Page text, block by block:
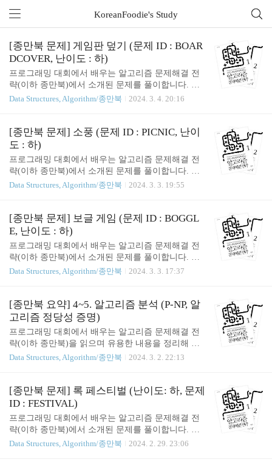
전체 글 (1109)
KoreanFoodie's Study
[종만북 문제] 게임판 덮기 (문제 ID : BOAR
DCOVER, 난이도 : 하)
프로그래밍 대회에서 배우는 알고리즘 문제해결 전
략(이하 종만북)에서 소개된 문제를 풀이합니다. 알
고리즘에 진심이시라면, 직접 구매하셔서 읽어보시
BOARDCOVER, 난이도 : 하) 일단, 해당 문제는 사실
블록을 어떻게 덮을지만 결정하면 대략적으로 풀이
를 만들어 볼 수 있다. 책에서는 위와 같이 덮는 방법
4개를 제시한다. 우리는 이 모델을 바탕으로 배열을
만들어 덮는 가짓수를 순회하도록 만들 것이다. #incl
ude #include "stdlib.h" #include using namespace std; int
Data Structures, Algorithm/종만북 2024. 3. 4. 20:16
[종만북 문제] 소풍 (문제 ID : PICNIC, 난이
도 : 하)
프로그래밍 대회에서 배우는 알고리즘 문제해결 전
략(이하 종만북)에서 소개된 문제를 풀이합니다. 알
고리즘에 진심이시라면, 직접 구매하셔서 읽어보시
이도 : 하) 이번 문제도 일단, 완전 탐색으로 풀 수 있
는 문제이긴 하다. 거기에 약간의 재귀가 필요한데...
일단 소스 코드부터 첨부해 보겠다. #include #include
"stdlib.h" #include using namespace std; int N; vector pa
irs; int ans; void makeGroup(vector& visit, int cur, int le
n) { if (len == N) { ans += 1;..
Data Structures, Algorithm/종만북 2024. 3. 3. 19:55
[종만북 문제] 보글 게임 (문제 ID : BOGGL
E, 난이도 : 하)
프로그래밍 대회에서 배우는 알고리즘 문제해결 전
략(이하 종만북)에서 소개된 문제를 풀이합니다. 알
고리즘에 진심이시라면, 직접 구매하셔서 읽어보시
지만 제출하면 Timeout 이 발생한다. 2. Timeout 해결
을 위해서는... [종만북 문제] 보글 게임 (문제 ID : B
OGGLE, 난이도 : 하) 기본적으로 완전 탐색으로 코
드를 짜 보자. 무식하게 탐색한다면, 인접한 각 탐색
마다 인접한 8 개의 문자를 확인해야 하므로, 시간 복
잡도는 O(8^N) 이 될 것이다. #include #include "stdli
Data Structures, Algorithm/종만북 2024. 3. 3. 17:37
[종만북 요약] 4~5. 알고리즘 분석 (P-NP, 알
고리즘 정당성 증명)
프로그래밍 대회에서 배우는 알고리즘 문제해결 전
략(이하 종만북)을 읽으며 유용한 내용을 정리해 보
도록 하겠습니다. 모든 내용을 요약하는 것은 아니
서 읽어보시는 것을 추천합니다! 핵심 : 1. 수행 시간
어림짐작은 유용하지만, 엄밀하지는 않으니 최적화
시에는 여러 인자들을 함께 고려해 보자. 2. 알고리즘
의 정당성 증명은 해당 알고리즘의 통찰을 이해함에
있어 중요하다. 3. 알고리즘의 정당성 증명 방법은 귀
납법, 반복문 불변식, 귀류법, 비둘기집의 원리, 구성
Data Structures, Algorithm/종만북 2024. 3. 2. 22:13
[종만북 문제] 록 페스티벌 (난이도: 하, 문제
ID : FESTIVAL)
프로그래밍 대회에서 배우는 알고리즘 문제해결 전
략(이하 종만북)에서 소개된 문제를 풀이합니다. 알
고리즘에 진심이시라면, 직접 구매하셔서 읽어보시
Data Structures, Algorithm/종만북 2024. 2. 29. 23:06